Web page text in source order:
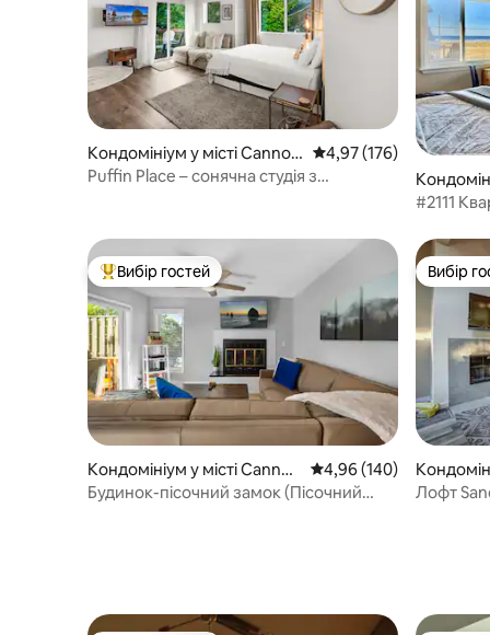
Кондомініум у місті Cannon
Beach
Середня оцінка: 4,97 з
4,97 (176)
Puffin Place – сонячна студія з
#2111
Топ вибір гостей
Вибір гостей
Кондомініум у місті Cannon
Beach
Середня оцінка: 4,96 з
4,96 (140)
Будинок-пісочний замок (Пісочний
Вибір
Вибір
Beach
Лофт